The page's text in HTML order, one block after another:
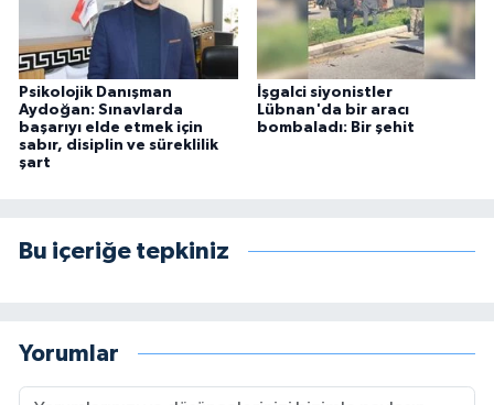
Psikolojik Danışman
Aydoğan: Sınavlarda
başarıyı elde etmek için
sabır, disiplin ve süreklilik
şart
İşgalci siyonistler
Lübnan'da bir aracı
bombaladı: Bir şehit
Bu içeriğe tepkiniz
Yorumlar